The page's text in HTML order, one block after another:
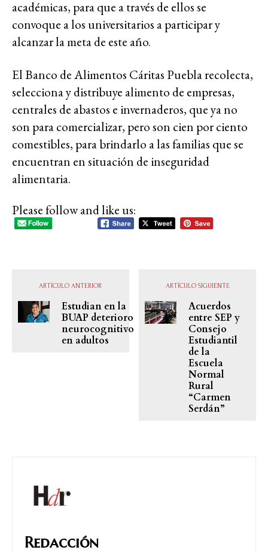
académicas, para que a través de ellos se
convoque a los universitarios a participar y
alcanzar la meta de este año.
El Banco de Alimentos Cáritas Puebla recolecta,
selecciona y distribuye alimento de empresas,
centrales de abastos e invernaderos, que ya no
son para comercializar, pero son cien por ciento
comestibles, para brindarlo a las familias que se
encuentran en situación de inseguridad
alimentaria.
Please follow and like us:
ARTÍCULO ANTERIOR
Estudian en la
BUAP deterioro
neurocognitivo
en adultos
ARTÍCULO SIGUIENTE
Acuerdos
entre SEP y
Consejo
Estudiantil
de la
Escuela
Normal
Rural
“Carmen
Serdán”
Redacción